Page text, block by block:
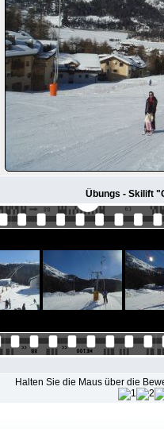
Übungs - Skilift
Halten Sie die Maus über die